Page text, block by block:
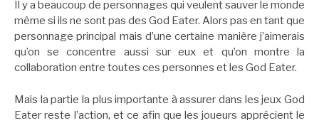
Il y a beaucoup de personnages qui veulent sauver le monde
même si ils ne sont pas des God Eater. Alors pas en tant que
personnage principal mais d’une certaine manière j’aimerais
qu’on se concentre aussi sur eux et qu’on montre la
collaboration entre toutes ces personnes et les God Eater.
Mais la partie la plus importante à assurer dans les jeux God
Eater reste l’action, et ce afin que les joueurs apprécient le